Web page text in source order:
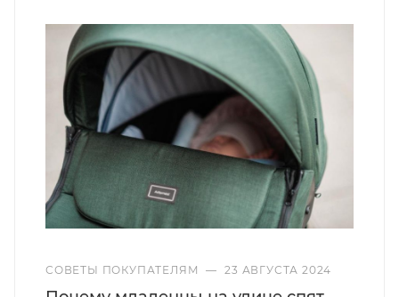
СОВЕТЫ ПОКУПАТЕЛЯМ — 23 АВГУСТА 2024